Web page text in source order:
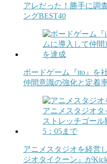
アレだった！勝手に調
ングBEST40
ボードゲーム『ito』を
仲間意識の強化と定着
アニメスタジオを経営
ジオタイクーン』が